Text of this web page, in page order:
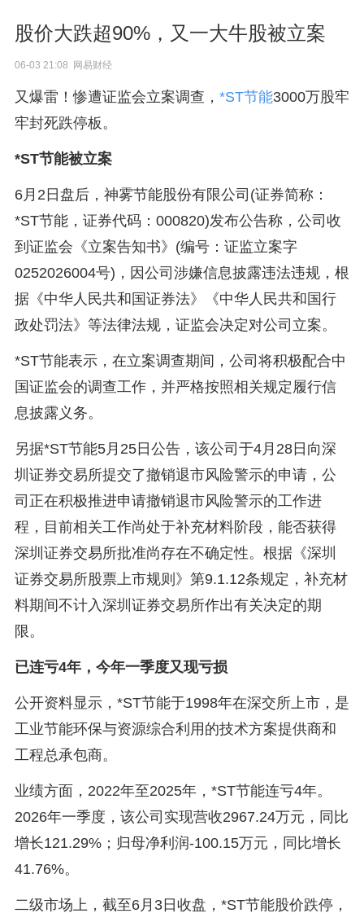
股价大跌超90%，又一大牛股被立案
06-03 21:08 网易财经
又爆雷！惨遭证监会立案调查， *ST节能3000万股牢
牢封死跌停板。
*ST节能被立案
6月2日盘后，神雾节能股份有限公司(证券简称：
*ST节能，证券代码：000820)发布公告称，公司收
到证监会《立案告知书》(编号：证监立案字
0252026004号)，因公司涉嫌信息披露违法违规，根
据《中华人民共和国证券法》《中华人民共和国行
政处罚法》等法律法规，证监会决定对公司立案。
*ST节能表示，在立案调查期间，公司将积极配合中
国证监会的调查工作，并严格按照相关规定履行信
息披露义务。
另据*ST节能5月25日公告，该公司于4月28日向深
圳证券交易所提交了撤销退市风险警示的申请，公
司正在积极推进申请撤销退市风险警示的工作进
程，目前相关工作尚处于补充材料阶段，能否获得
深圳证券交易所批准尚存在不确定性。根据《深圳
证券交易所股票上市规则》第9.1.12条规定，补充材
料期间不计入深圳证券交易所作出有关决定的期
限。
已连亏4年，今年一季度又现亏损
公开资料显示，*ST节能于1998年在深交所上市，是
工业节能环保与资源综合利用的技术方案提供商和
工程总承包商。
业绩方面，2022年至2025年，*ST节能连亏4年。
2026年一季度，该公司实现营收2967.24万元，同比
增长121.29%；归母净利润-100.15万元，同比增长
41.76%。
二级市场上，截至6月3日收盘，*ST节能股价跌停，